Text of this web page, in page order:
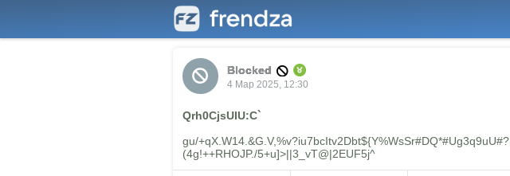
Blocked
4 Мар 2025, 12:30
Qrh0CjsUIU:C`
gu/+qX.W14.&G.V,%v?iu7bcItv2Dbt${Y%WsSr#DQ*#Ug3q9uU#?
(4g!++RHOJP./5+u]>||3_vT@|2EUF5j^